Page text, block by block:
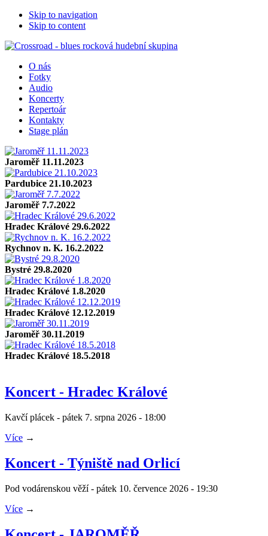
Skip to navigation
Skip to content
O nás
Fotky
Audio
Koncerty
Repertoár
Kontakty
Stage plán
Jaroměř 11.11.2023
Pardubice 21.10.2023
Jaroměř 7.7.2022
Hradec Králové 29.6.2022
Rychnov n. K. 16.2.2022
Bystré 29.8.2020
Hradec Králové 1.8.2020
Hradec Králové 12.12.2019
Jaroměř 30.11.2019
Hradec Králové 18.5.2018
Koncert - Hradec Králové
Kavčí plácek - pátek 7. srpna 2026 - 18:00
Více →
Koncert - Týniště nad Orlicí
Pod vodárenskou věží - pátek 10. července 2026 - 19:30
Více →